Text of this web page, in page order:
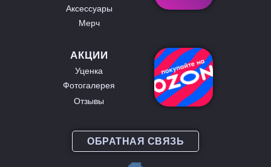
Аксессуары
Мерч
АКЦИИ
Уценка
Фотогалерея
ОБРАТНАЯ СВЯЗЬ
Отзывы